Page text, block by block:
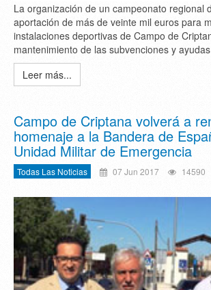
La organización de un campeonato regional
aportación de más de veinte mil euros para
instalaciones deportivas de Campo de
mantenimiento de las subvenciones y
Leer más...
Campo de Criptana volverá a
homenaje a la Bandera de
Unidad Militar de Emergencia
Todas Las Noticias 07 Jun 2017 14590